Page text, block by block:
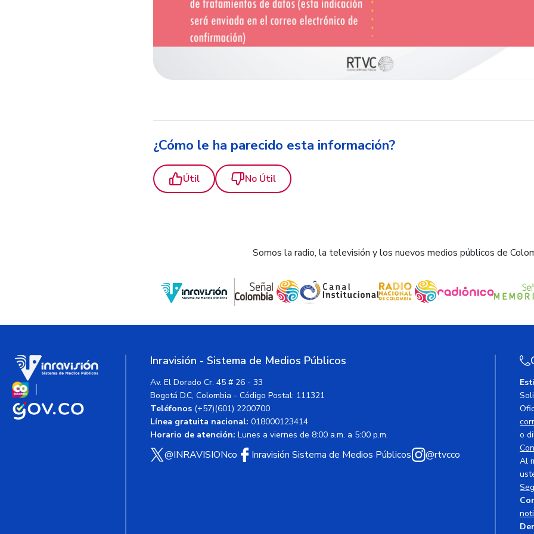
¿Cómo le ha parecido esta información?
Útil No Útil
Somos la radio, la televisión y los nuevos medios públicos de
Inravisión - Sistema de Medios Públicos
Av. El Dorado Cr. 45 # 26 - 33
Bogotá D.C, Colombia - Código Postal: 111321
Teléfonos (+57)(601) 2200700
Línea gratuita nacional: 018000123414
Horario de atención: Lunes a viernes de 8:00 a.m. a 5:00 p.m.
@INRAVISIONco Inravisión Sistema de Medios Públicos @rtvcco
o
Al